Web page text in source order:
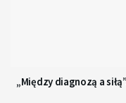
„Między diagnozą a